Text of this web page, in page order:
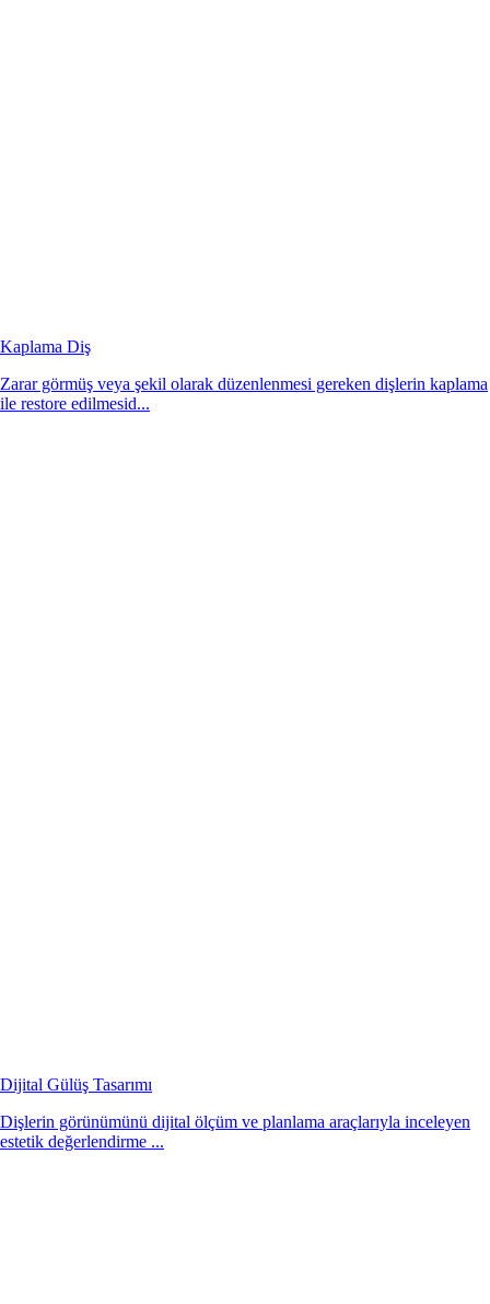
Kaplama Diş
Zarar görmüş veya şekil olarak düzenlenmesi gereken dişlerin kaplama
ile restore edilmesid...
Dijital Gülüş Tasarımı
Dişlerin görünümünü dijital ölçüm ve planlama araçlarıyla inceleyen
estetik değerlendirme ...